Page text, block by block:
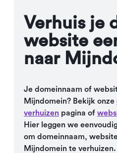
Verhuis je
website
naar
Je domeinnaam of
Mijndomein? Bekijk onze
verhuizen pagina of
Hier leggen we
om domeinnaam,
Mijndomein te verhuizen.